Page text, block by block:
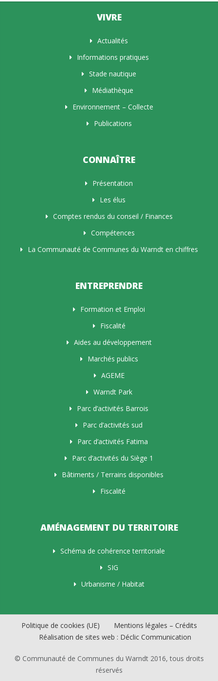
VIVRE
Actualités
Informations pratiques
Stade nautique
Médiathèque
Environnement – Collecte
Publications
CONNAÎTRE
Présentation
Les élus
Comptes rendus du conseil / Finances
Compétences
La Communauté de Communes du Warndt en chiffres
ENTREPRENDRE
Formation et Emploi
Fiscalité
Aides au développement
Marchés publics
AGEME
Warndt Park
Parc d’activités Barrois
Parc d’activités sud
Parc d’activités Fatima
Parc d’activités du Siège 1
Bâtiments / Terrains disponibles
Fiscalité
AMÉNAGEMENT DU TERRITOIRE
Schéma de cohérence territoriale
SIG
Urbanisme / Habitat
Politique de cookies (UE)
Mentions légales – Crédits
Réalisation de sites web : Déclic Communication
© Communauté de Communes du Warndt 2016, tous droits
réservés